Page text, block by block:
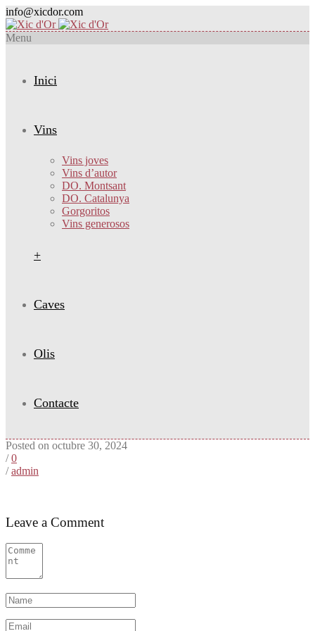
info@xicdor.com
Menu
Inici
Vins
Vins joves
Vins d’autor
DO. Montsant
DO. Catalunya
Gorgoritos
Vins generosos
+
Caves
Olis
Contacte
Posted on octubre 30, 2024
/0
/admin
Leave a Comment